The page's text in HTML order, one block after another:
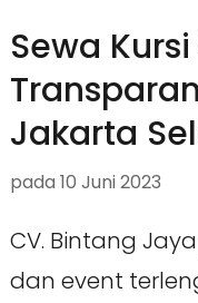
Sewa
Jakarta
pada 10 Juni 2023
CV. Bintang
dan event